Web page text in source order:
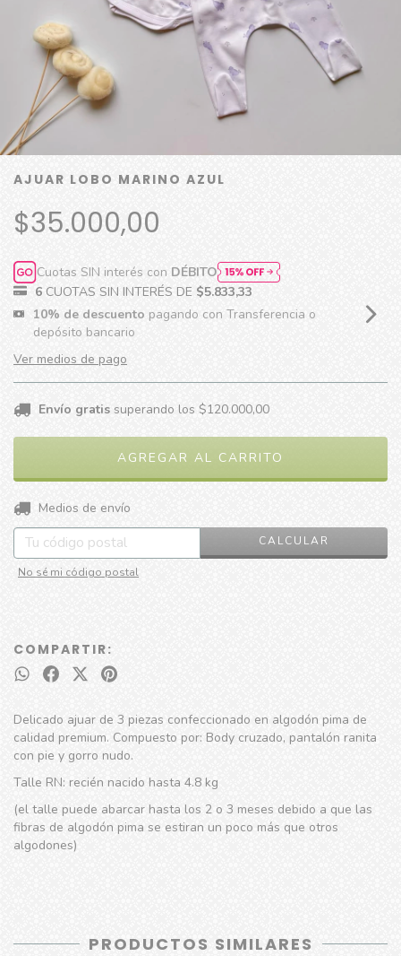
AJUAR LOBO MARINO AZUL
$35.000,00
Cuotas SIN interés con DÉBITO
6 CUOTAS SIN INTERÉS DE $5.833,33
10% de descuento pagando con Transferencia o
depósito bancario
Ver medios de pago
Envío gratis superando los $120.000,00
Entregas para el CP:
Medios de envío
CALCULAR
No sé mi código postal
COMPARTIR:
Delicado ajuar de 3 piezas confeccionado en algodón pima de
calidad premium. Compuesto por: Body cruzado, pantalón ranita
con pie y gorro nudo.
Talle RN: recién nacido hasta 4.8 kg
(el talle puede abarcar hasta los 2 o 3 meses debido a que las
fibras de algodón pima se estiran un poco más que otros
algodones)
PRODUCTOS SIMILARES